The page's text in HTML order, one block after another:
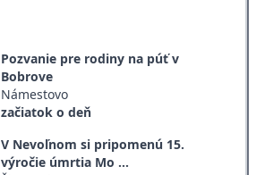
Pozvanie pre rodiny na púť v
Bobrove
Námestovo
začiatok o deň
V Nevoľnom si pripomenú 15.
výročie úmrtia Mo ...